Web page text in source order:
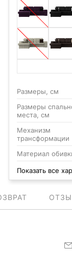
Размеры, см
Размеры
места, см
Механизм
трансформации
Материал
Показать все